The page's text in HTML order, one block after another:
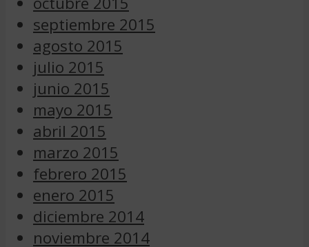
septiembre 2015
agosto 2015
julio 2015
junio 2015
mayo 2015
abril 2015
marzo 2015
febrero 2015
enero 2015
diciembre 2014
noviembre 2014